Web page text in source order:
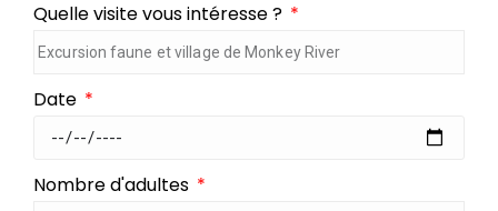
Quelle visite vous intéresse ?
Date
Nombre d'adultes